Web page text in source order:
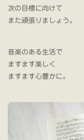
次の目標に向けて
また頑張りましょう。
音楽のある生活で
ますます楽しく
ますます心豊かに。